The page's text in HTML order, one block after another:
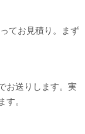
てお見積り。まず
お送りします。実
す。